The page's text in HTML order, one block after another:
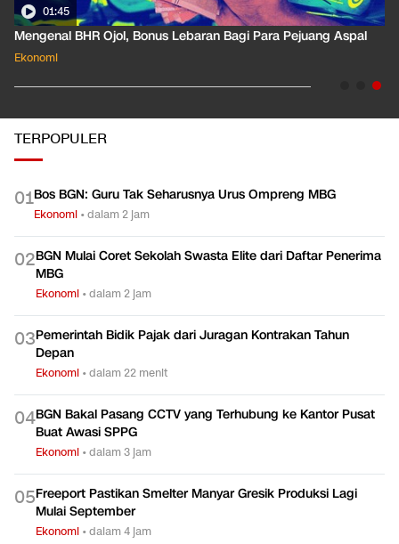
01:45
Mengenal BHR Ojol, Bonus Lebaran Bagi Para Pejuang Aspal
Ekonomi
TERPOPULER
01Bos BGN: Guru Tak Seharusnya Urus Ompreng MBG
Ekonomi •dalam 2 jam
02BGN Mulai Coret Sekolah Swasta Elite dari Daftar Penerima
MBG
Ekonomi •dalam 2 jam
03Pemerintah Bidik Pajak dari Juragan Kontrakan Tahun
Depan
Ekonomi •dalam 22 menit
04BGN Bakal Pasang CCTV yang Terhubung ke Kantor Pusat
Buat Awasi SPPG
Ekonomi •dalam 3 jam
05Freeport Pastikan Smelter Manyar Gresik Produksi Lagi
Mulai September
Ekonomi •dalam 4 jam